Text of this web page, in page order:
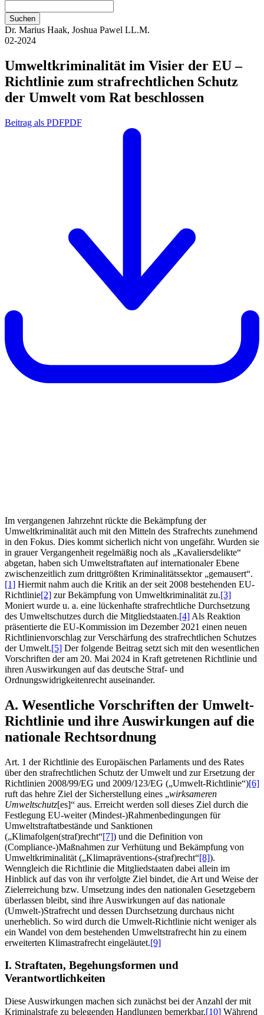
Suchen
Dr. Marius Haak, Joshua Pawel LL.M.
02-2024
Umweltkriminalität im Visier der EU –
Richtlinie zum strafrechtlichen Schutz
der Umwelt vom Rat beschlossen
Beitrag als PDFPDF
Im vergangenen Jahrzehnt rückte die Bekämpfung der
Umweltkriminalität auch mit den Mitteln des Strafrechts zunehmend
in den Fokus. Dies kommt sicherlich nicht von ungefähr. Wurden sie
in grauer Vergangenheit regelmäßig noch als „Kavaliersdelikte“
abgetan, haben sich Umweltstraftaten auf internationaler Ebene
zwischenzeitlich zum drittgrößten Kriminalitätssektor „gemausert“.
[1] Hiermit nahm auch die Kritik an der seit 2008 bestehenden EU-
Richtlinie[2] zur Bekämpfung von Umweltkriminalität zu.[3]
Moniert wurde u. a. eine lückenhafte strafrechtliche Durchsetzung
des Umweltschutzes durch die Mitgliedstaaten.[4] Als Reaktion
präsentierte die EU-Kommission im Dezember 2021 einen neuen
Richtlinienvorschlag zur Verschärfung des strafrechtlichen Schutzes
der Umwelt.[5] Der folgende Beitrag setzt sich mit den wesentlichen
Vorschriften der am 20. Mai 2024 in Kraft getretenen Richtlinie und
ihren Auswirkungen auf das deutsche Straf- und
Ordnungswidrigkeitenrecht auseinander.
A. Wesentliche Vorschriften der Umwelt-
Richtlinie und ihre Auswirkungen auf die
nationale Rechtsordnung
Art. 1 der Richtlinie des Europäischen Parlaments und des Rates
über den strafrechtlichen Schutz der Umwelt und zur Ersetzung der
Richtlinien 2008/99/EG und 2009/123/EG („Umwelt-Richtlinie“)[6]
ruft das hehre Ziel der Sicherstellung eines „wirksameren
Umweltschutz[es]“ aus. Erreicht werden soll dieses Ziel durch die
Festlegung EU-weiter (Mindest-)Rahmenbedingungen für
Umweltstraftatbestände und Sanktionen
(„Klimafolgen(straf)recht“[7]) und die Definition von
(Compliance-)Maßnahmen zur Verhütung und Bekämpfung von
Umweltkriminalität („Klimapräventions-(straf)recht“[8]).
Wenngleich die Richtlinie die Mitgliedstaaten dabei allein im
Hinblick auf das von ihr verfolgte Ziel bindet, die Art und Weise der
Zielerreichung bzw. Umsetzung indes den nationalen Gesetzgebern
überlassen bleibt, sind ihre Auswirkungen auf das nationale
(Umwelt-)Strafrecht und dessen Durchsetzung durchaus nicht
unerheblich. So wird durch die Umwelt-Richtlinie nicht weniger als
ein Wandel von dem bestehenden Umweltstrafrecht hin zu einem
erweiterten Klimastrafrecht eingeläutet.[9]
I. Straftaten, Begehungsformen und
Verantwortlichkeiten
Diese Auswirkungen machen sich zunächst bei der Anzahl der mit
Kriminalstrafe zu belegenden Handlungen bemerkbar.[10] Während